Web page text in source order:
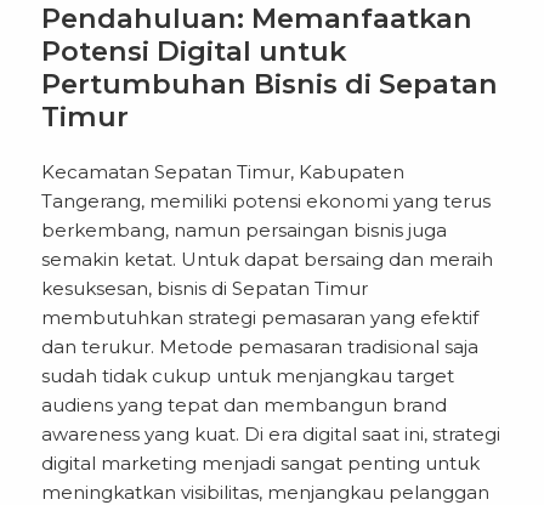
Pendahuluan: Memanfaatkan
Potensi Digital untuk
Pertumbuhan Bisnis di Sepatan
Timur
Kecamatan Sepatan Timur, Kabupaten
Tangerang, memiliki potensi ekonomi yang terus
berkembang, namun persaingan bisnis juga
semakin ketat. Untuk dapat bersaing dan meraih
kesuksesan, bisnis di Sepatan Timur
membutuhkan strategi pemasaran yang efektif
dan terukur. Metode pemasaran tradisional saja
sudah tidak cukup untuk menjangkau target
audiens yang tepat dan membangun brand
awareness yang kuat. Di era digital saat ini, strategi
digital marketing menjadi sangat penting untuk
meningkatkan visibilitas, menjangkau pelanggan